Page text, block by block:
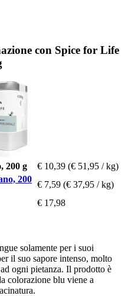
con Spice for Life
200 g € 10,39 (€ 51,95 / kg)
200
€ 7,59 (€ 37,95 / kg)
€ 17,98
solamente per i suoi
il suo sapore intenso, molto
ogni pietanza. Il prodotto è
colorazione blu viene a